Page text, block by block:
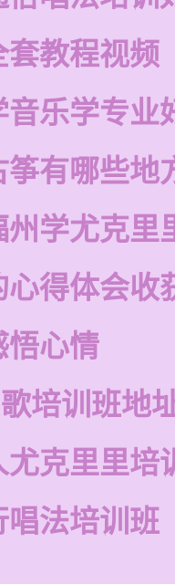
套教程视频
音乐学专业
筝有哪些地
州学尤克里
心得体会收
悟心情
培训班地
尤克里里培
唱法培训班